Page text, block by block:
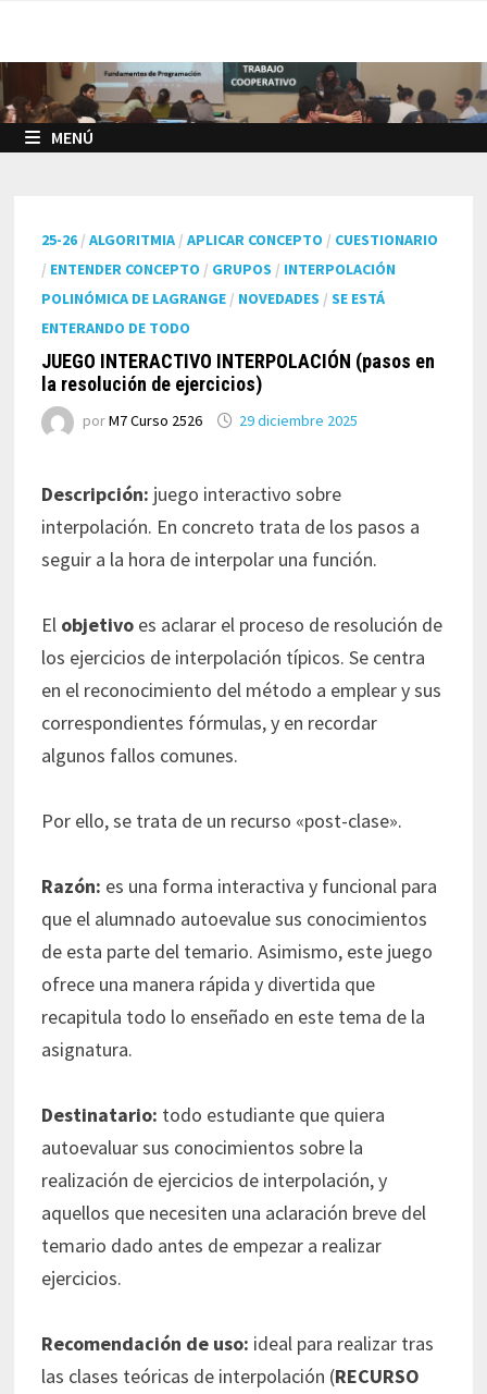
contenido
MENÚ
25-26 /ALGORITMIA /APLICAR CONCEPTO / CUESTIONARIO
/ ENTENDER CONCEPTO / GRUPOS / INTERPOLACIÓN
POLINÓMICA DE LAGRANGE / NOVEDADES /SE ESTÁ
ENTERANDO DE TODO
JUEGO INTERACTIVO INTERPOLACIÓN (pasos en
la resolución de ejercicios)
porM7 Curso 2526 29 diciembre 2025
Descripción: juego interactivo sobre
interpolación. En concreto trata de los pasos a
seguir a la hora de interpolar una función.
El objetivo es aclarar el proceso de resolución de
los ejercicios de interpolación típicos. Se centra
en el reconocimiento del método a emplear y sus
correspondientes fórmulas, y en recordar
algunos fallos comunes.
Por ello, se trata de un recurso «post-clase».
Razón: es una forma interactiva y funcional para
que el alumnado autoevalue sus conocimientos
de esta parte del temario. Asimismo, este juego
ofrece una manera rápida y divertida que
recapitula todo lo enseñado en este tema de la
asignatura.
Destinatario: todo estudiante que quiera
autoevaluar sus conocimientos sobre la
realización de ejercicios de interpolación, y
aquellos que necesiten una aclaración breve del
temario dado antes de empezar a realizar
ejercicios.
Recomendación de uso: ideal para realizar tras
las clases teóricas de interpolación (RECURSO